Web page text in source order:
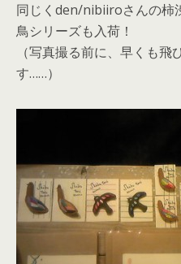
同じくden/nibiiroさんの柿
鳥シリーズも入荷！
（写真撮る前に、早くも
す……）